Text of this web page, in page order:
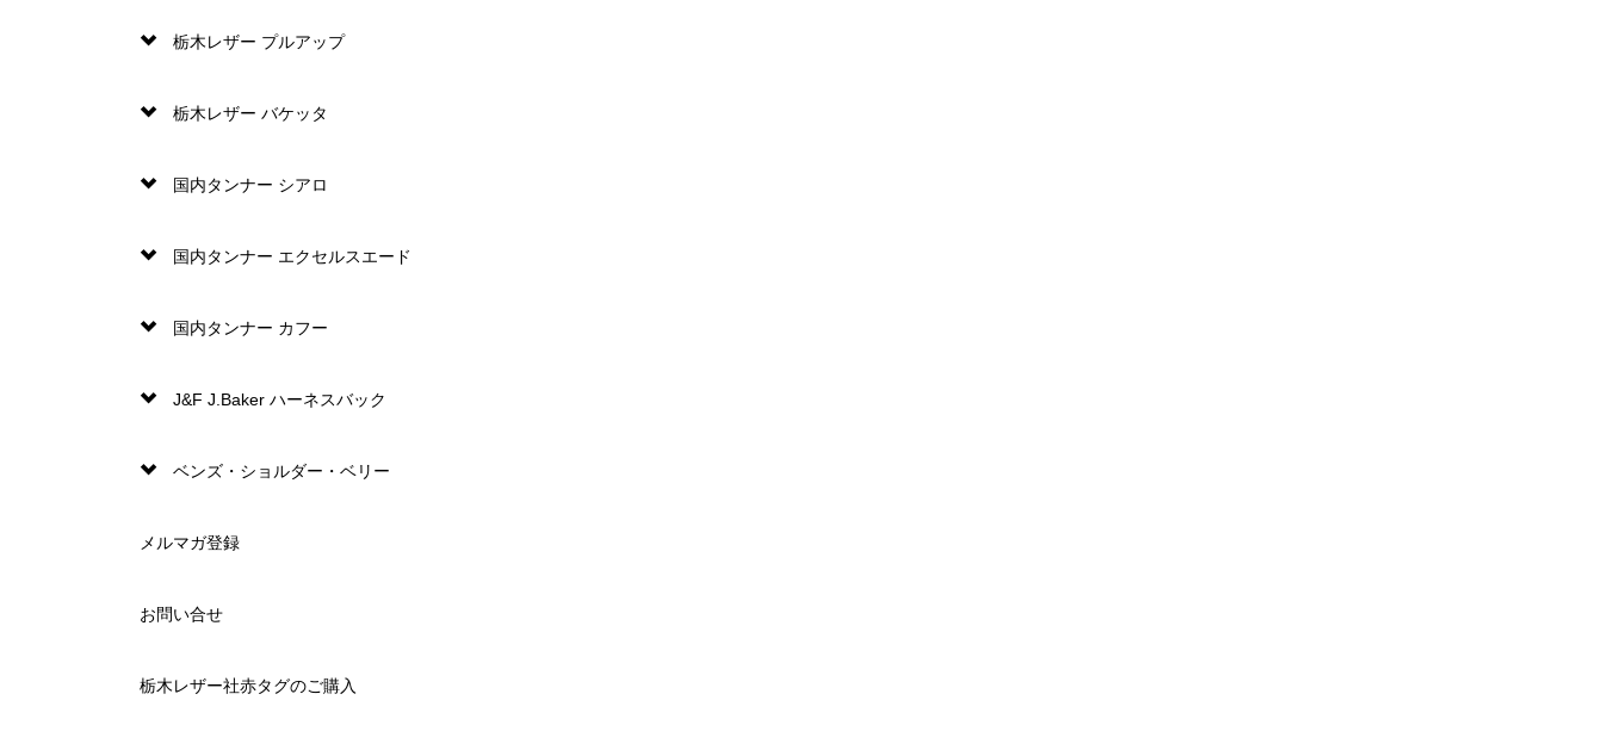
栃木レザー プルアップ
栃木レザー バケッタ
国内タンナー シアロ
国内タンナー エクセルスエード
国内タンナー カフー
J&F J.Baker ハーネスバック
ベンズ・ショルダー・ベリー
メルマガ登録
お問い合せ
栃木レザー社赤タグのご購入